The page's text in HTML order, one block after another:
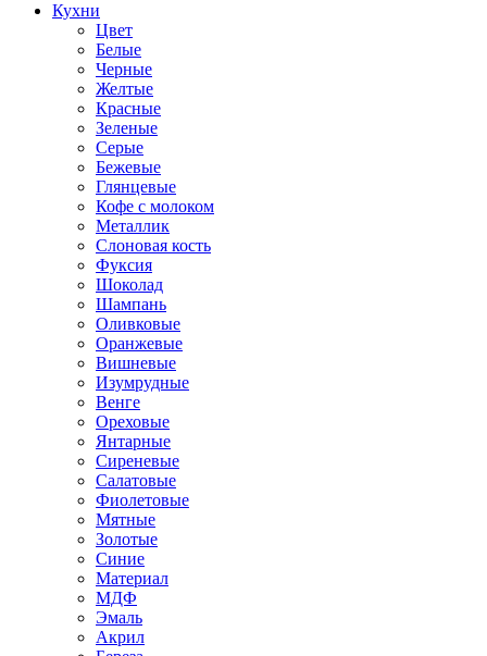
Кухни
Цвет
Белые
Черные
Желтые
Красные
Зеленые
Серые
Бежевые
Глянцевые
Кофе с молоком
Металлик
Слоновая кость
Фуксия
Шоколад
Шампань
Оливковые
Оранжевые
Вишневые
Изумрудные
Венге
Ореховые
Янтарные
Сиреневые
Салатовые
Фиолетовые
Мятные
Золотые
Синие
Материал
МДФ
Эмаль
Акрил